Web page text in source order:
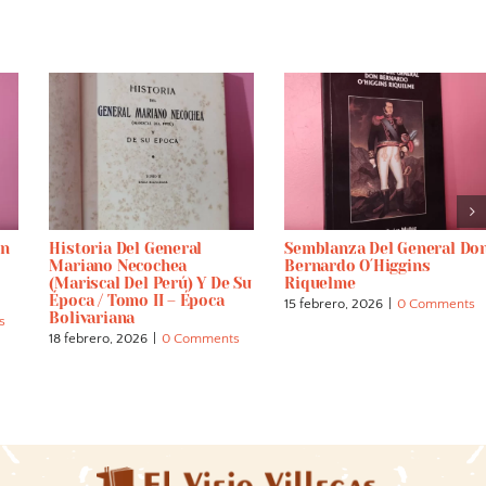
Historia Del General
Mariano Necochea
(Mariscal Del Perú) Y De Su
Época / Tomo II – Época
Bolivariana
18 febrero, 2026 0 Comments
Semblanza Del General
Bernardo O´Higgins
Riquelme
15 febrero, 2026 0 Comments